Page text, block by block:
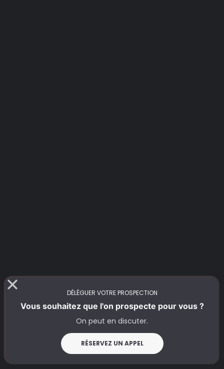
DÉLÉGUER VOTRE PROSPECTION
Vous souhaitez que l'on prospecte pour vous ?
On peut en discuter.
RÉSERVEZ UN APPEL